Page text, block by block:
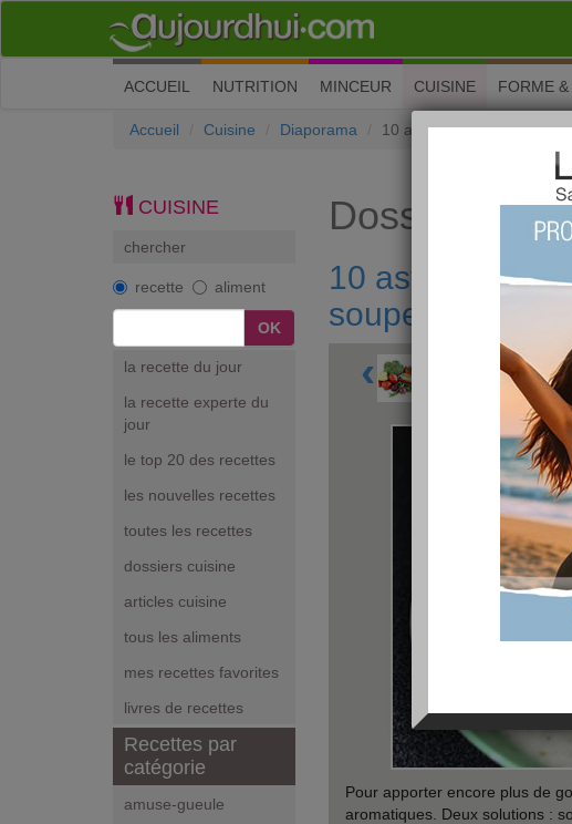
ACCUEIL (current)
NUTRITION MINCEUR CUISINE FORME
Accueil Cuisine Diaporama 10 astuces pour préparer
CUISINE
chercher
recette aliment
la recette du jour
la recette experte du
jour
le top 20 des recettes
les nouvelles recettes
toutes les recettes
dossiers cuisine
articles cuisine
tous les aliments
mes recettes favorites
livres de recettes
Recettes par
catégorie
amuse-gueule
Dossiers
10 astuces
soupe
‹
Pour apporter encore plus de
aromatiques. Deux solutions :